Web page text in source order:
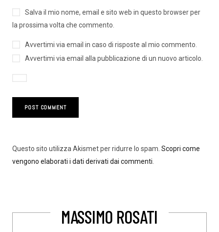
Salva il mio nome, email e sito web in questo browser per
la prossima volta che commento.
Avvertimi via email in caso di risposte al mio commento.
Avvertimi via email alla pubblicazione di un nuovo articolo.
Questo sito utilizza Akismet per ridurre lo spam. Scopri come
vengono elaborati i dati derivati dai commenti.
MASSIMO ROSATI